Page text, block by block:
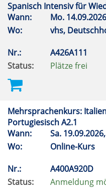
Spanisch Intensiv für
Wann:
Mo.
Wo:
vhs,
Nr.:
A426A111
Status:
Plätze frei
Mehrsprachenkurs:
Portugiesisch A2.1
Wann:
Sa.
Wo:
Online-Kurs
Nr.:
A400A920D
Status:
Anmeldung